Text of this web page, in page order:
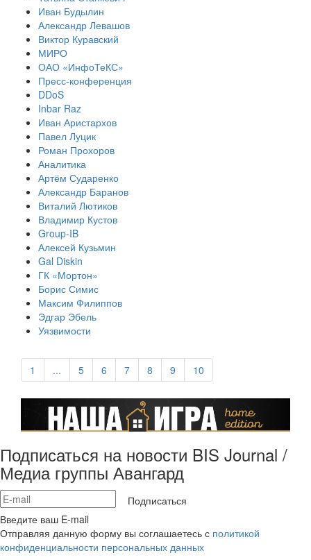
Иван Будылин
Александр Левашов
Виктор Куравский
МИРО
ОАО «ИнфоТеКС»
Пресс-конференция
DDoS
Inbar Raz
Иван Аристархов
Павел Луцик
Роман Прохоров
Аналитика
Артём Сударенко
Александр Баранов
Виталий Лютиков
Владимир Кустов
Group-IB
Алексей Кузьмин
Gal Diskin
ГК «Мортон»
Борис Симис
Максим Филиппов
Эдгар Эбель
Уязвимости
1 ... 5 6 7 8 9 10
Подписаться на новости BIS Journal /
Медиа группы Авангард
Подписаться
Введите ваш E-mail
Отправляя данную форму вы соглашаетесь с политикой
конфиденциальности персональных данных